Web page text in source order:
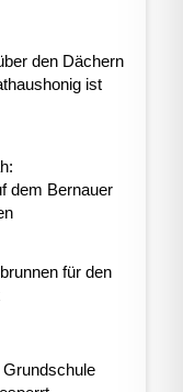
den Dächern
ist
dem Bernauer
für den